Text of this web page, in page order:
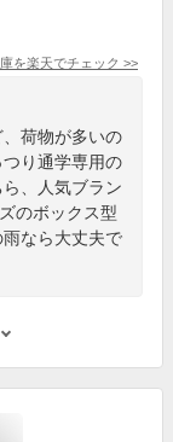
を楽天でチェック >>
荷物が多いの
り通学専用の
、人気ブラン
のボックス型
なら大丈夫で